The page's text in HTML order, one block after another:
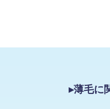
▸薄毛に